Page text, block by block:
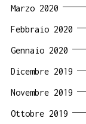
Marzo 2020
Febbraio 2020
Gennaio 2020
Dicembre 2019
Novembre 2019
Ottobre 2019